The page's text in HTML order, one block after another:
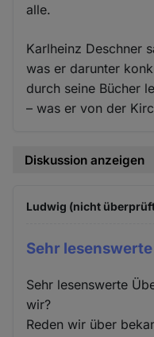
alle.
Karlheinz Deschner
was er darunter
durch seine Bücher
– was er von der
Diskussion anzeigen
Ludwig (nicht
Sehr
Sehr lesenswerte
wir?
Reden wir über